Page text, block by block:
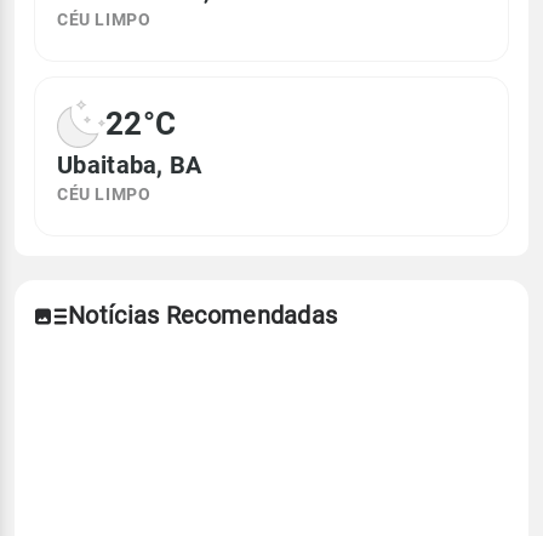
CÉU LIMPO
22°C
Ubaitaba, BA
CÉU LIMPO
Notícias Recomendadas